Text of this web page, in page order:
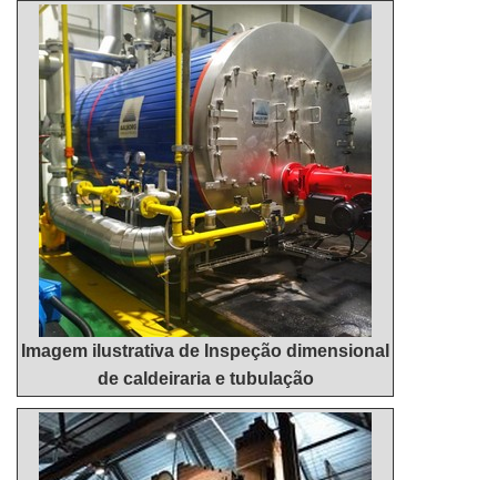
duro, usinagem, caldeiraria e soldas especiais. A
empresa oferece opções como redutor industrial e
serviço de usinagem com ótima qualidade e
proteção.Para uma maior satisfação dos clientes, a
empresa busca investir nos melhores profissionais
do mercado, e em instalações modernas,
garantindo assim, a confiança e boa cotação no
mercado. A organização tem feito a diferença no
mercado pela idoneidade em tudo que faz, onde
fecha todo o ciclo de entrega com excelência para
cada cliente.
altamente qualificada, encontra na internet a Master
Serviços e Usinagem. Atuando com tambor para
correia e recuperação de cabeçote, disponibilizando
tudo que há de mais atual para garantir a qualidade
final para cada cliente.Não obstante, quando
falamos em tambor para correia transportadora, na
essência da empresa, a mesma deve prezar pelos
produtos e serviços com ótima qualidade e
proteção, detalhes primordiais que são deixados de
lado por muitas companhias que não focam na
fidelização do cliente.Há muitas maneiras eficientes
de demonstrar competência e excelência em uma
área de atuação. Abaixo os motivos pelos quais a
Master Serviços e Usinagem é a melhor opção no
segmento quando precisar de tambor para correia
transportadora: Comprometida com os serviços;
Responsável; Altamente qualificada; Inovadora;
Imagem ilustrativa de Inspeção dimensional
de caldeiraria e tubulação